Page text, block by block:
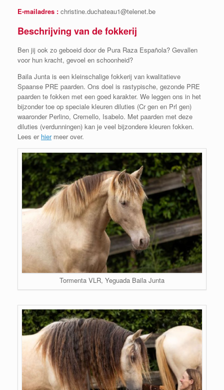
E-mailadres : christine.duchateau1@telenet.be
Beschrijving van de fokkerij
Ben jij ook zo geboeid door de Pura Raza Española? Gevallen
voor hun kracht, gevoel en schoonheid?
Baila Junta is een kleinschalige fokkerij van kwalitatieve
Spaanse PRE paarden. Ons doel is rastypische, gezonde PRE
paarden te fokken met een goed karakter. We leggen ons in het
bijzonder toe op speciale kleuren diluties (Cr gen en Prl gen)
waaronder Perlino, Cremello, Isabelo. Met paarden met deze
diluties (verdunningen) kan je veel bijzondere kleuren fokken.
Lees er hiermeer over.
Tormenta VLR, Yeguada Baila Junta